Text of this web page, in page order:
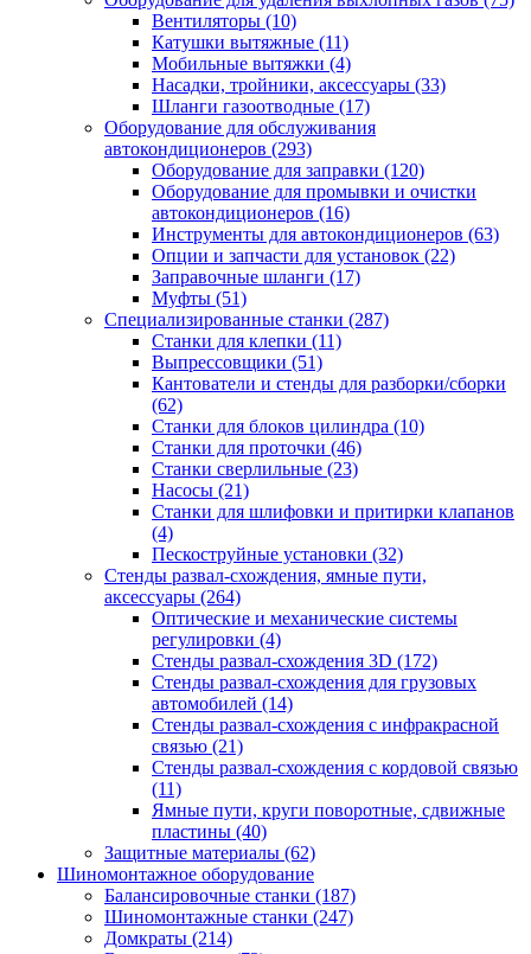
Вентиляторы (10)
Катушки вытяжные (11)
Мобильные вытяжки (4)
Насадки, тройники, аксессуары (33)
Шланги газоотводные (17)
Оборудование для обслуживания
автокондиционеров (293)
Оборудование для заправки (120)
Оборудование для промывки и очистки
автокондиционеров (16)
Инструменты для автокондиционеров (63)
Опции и запчасти для установок (22)
Заправочные шланги (17)
Муфты (51)
Специализированные станки (287)
Станки для клепки (11)
Выпрессовщики (51)
Кантователи и стенды для разборки/сборки
(62)
Станки для блоков цилиндра (10)
Станки для проточки (46)
Станки сверлильные (23)
Насосы (21)
Станки для шлифовки и притирки клапанов
(4)
Пескоструйные установки (32)
Стенды развал-схождения, ямные пути,
аксессуары (264)
Оптические и механические системы
регулировки (4)
Стенды развал-схождения 3D (172)
Стенды развал-схождения для грузовых
автомобилей (14)
Стенды развал-схождения с инфракрасной
связью (21)
Стенды развал-схождения с кордовой связью
(11)
Ямные пути, круги поворотные, сдвижные
пластины (40)
Защитные материалы (62)
Шиномонтажное оборудование
Балансировочные станки (187)
Шиномонтажные станки (247)
Домкраты (214)